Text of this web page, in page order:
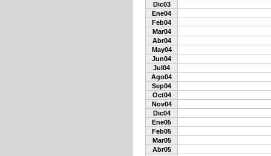
Dic03
Ene04
Feb04
Mar04
Abr04
May04
Jun04
Jul04
Ago04
Sep04
Oct04
Nov04
Dic04
Ene05
Feb05
Mar05
Abr05